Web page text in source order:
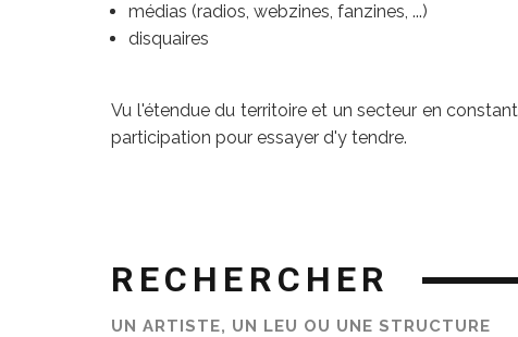
médias (radios, webzines, fanzines, ...)
disquaires
Vu l'étendue du territoire et un secteur en
participation pour essayer d'y tendre.
RECHERCHER
UN ARTISTE, UN LEU OU UNE STRUCTURE